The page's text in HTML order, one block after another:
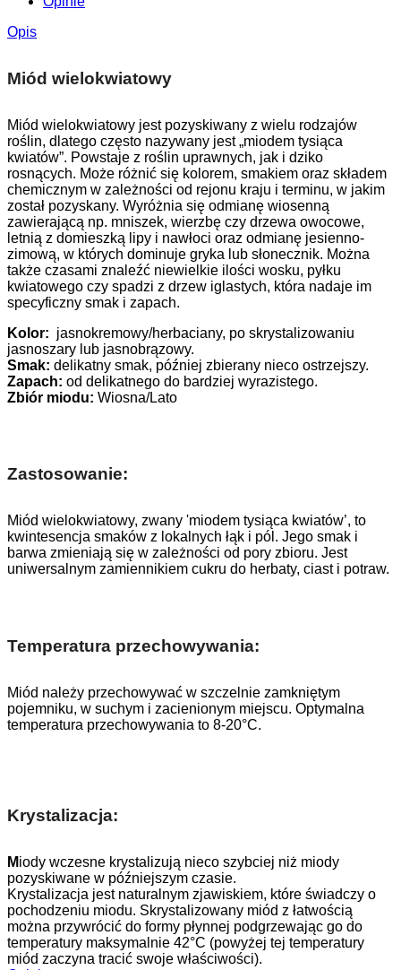
Opis
Miód wielokwiatowy
Miód wielokwiatowy jest pozyskiwany z wielu rodzajów
roślin, dlatego często nazywany jest „miodem tysiąca
kwiatów”. Powstaje z roślin uprawnych, jak i dziko
rosnących. Może różnić się kolorem, smakiem oraz składem
chemicznym w zależności od rejonu kraju i terminu, w jakim
został pozyskany. Wyróżnia się odmianę wiosenną
zawierającą np. mniszek, wierzbę czy drzewa owocowe,
letnią z domieszką lipy i nawłoci oraz odmianę jesienno-
zimową, w których dominuje gryka lub słonecznik. Można
także czasami znaleźć niewielkie ilości wosku, pyłku
kwiatowego czy spadzi z drzew iglastych, która nadaje im
specyficzny smak i zapach.
Kolor: jasnokremowy/herbaciany, po skrystalizowaniu
jasnoszary lub jasnobrązowy.
Smak: delikatny smak, później zbierany nieco ostrzejszy.
Zapach: od delikatnego do bardziej wyrazistego.
Zbiór miodu: Wiosna/Lato
Zastosowanie:
Miód wielokwiatowy, zwany 'miodem tysiąca kwiatów’, to
kwintesencja smaków z lokalnych łąk i pól. Jego smak i
barwa zmieniają się w zależności od pory zbioru. Jest
uniwersalnym zamiennikiem cukru do herbaty, ciast i potraw.
Temperatura przechowywania:
Miód należy przechowywać w szczelnie zamkniętym
pojemniku, w suchym i zacienionym miejscu. Optymalna
temperatura przechowywania to 8-20°C.
Krystalizacja:
Miody wczesne krystalizują nieco szybciej niż miody
pozyskiwane w późniejszym czasie.
Krystalizacja jest naturalnym zjawiskiem, które świadczy o
pochodzeniu miodu. Skrystalizowany miód z łatwością
można przywrócić do formy płynnej podgrzewając go do
temperatury maksymalnie 42°C (powyżej tej temperatury
miód zaczyna tracić swoje właściwości).